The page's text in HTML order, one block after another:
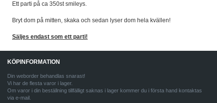
Ett parti på ca 350st smileys.
Bryt dom på mitten, skaka och sedan lyser dom hela kvällen!
Säljes endast som ett parti!
KÖPINFORMATION
Din weborder behandlas snarast!
Vi har de flesta varor i lager.
Om varor i din beställning tillfälligt saknas i lager kommer du i första hand kontaktas
via e-mail.